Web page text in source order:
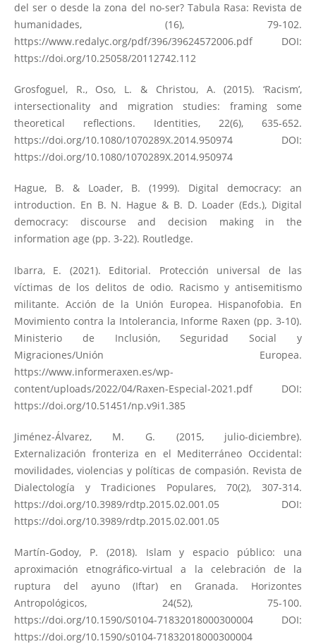
del ser o desde la zona del no-ser? Tabula Rasa: Revista de
humanidades, (16), 79-102.
https://www.redalyc.org/pdf/396/39624572006.pdfDOI:
https://doi.org/10.25058/20112742.112
Grosfoguel, R., Oso, L. & Christou, A. (2015). ‘Racism’,
intersectionality and migration studies: framing some
theoretical reflections. Identities, 22(6), 635-652.
https://doi.org/10.1080/1070289X.2014.950974DOI:
https://doi.org/10.1080/1070289X.2014.950974
Hague, B. & Loader, B. (1999). Digital democracy: an
introduction. En B. N. Hague & B. D. Loader (Eds.), Digital
democracy: discourse and decision making in the
information age (pp. 3-22). Routledge.
Ibarra, E. (2021). Editorial. Protección universal de las
víctimas de los delitos de odio. Racismo y antisemitismo
militante. Acción de la Unión Europea. Hispanofobia. En
Movimiento contra la Intolerancia, Informe Raxen (pp. 3-10).
Ministerio de Inclusión, Seguridad Social y
Migraciones/Unión Europea.
https://www.informeraxen.es/wp-
content/uploads/2022/04/Raxen-Especial-2021.pdfDOI:
https://doi.org/10.51451/np.v9i1.385
Jiménez-Álvarez, M. G. (2015, julio-diciembre).
Externalización fronteriza en el Mediterráneo Occidental:
movilidades, violencias y políticas de compasión. Revista de
Dialectología y Tradiciones Populares, 70(2), 307-314.
https://doi.org/10.3989/rdtp.2015.02.001.05 DOI:
https://doi.org/10.3989/rdtp.2015.02.001.05
Martín-Godoy, P. (2018). Islam y espacio público: una
aproximación etnográfico-virtual a la celebración de la
ruptura del ayuno (Iftar) en Granada. Horizontes
Antropológicos, 24(52), 75-100.
https://doi.org/10.1590/S0104-71832018000300004DOI:
https://doi.org/10.1590/s0104-71832018000300004